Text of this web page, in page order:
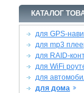
КАТАЛОГ
для GPS-
для mp3
для RAID-
для WiFi
для
для дома